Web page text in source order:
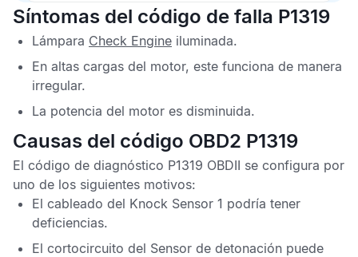
Síntomas del código de falla P1319
Lámpara Check Engine iluminada.
En altas cargas del motor, este funciona de manera
irregular.
La potencia del motor es disminuida.
Causas del código OBD2 P1319
El código de diagnóstico P1319 OBDII se configura por
uno de los siguientes motivos:
El cableado del Knock Sensor 1 podría tener
deficiencias.
El cortocircuito del Sensor de detonación puede